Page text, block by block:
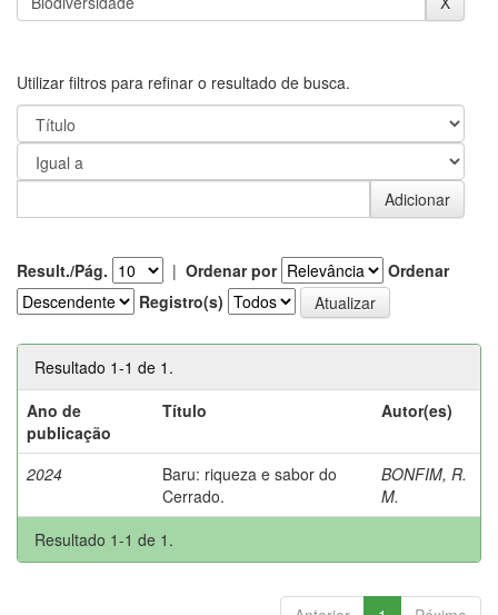
Utilizar filtros para refinar o resultado de busca.
Result./Pág. | Ordenar por
Ordenar
Registro(s)
Resultado 1-1 de 1.
Ano de
publicação
Título Autor(es)
2024
Baru: riqueza e sabor do
Cerrado.
BONFIM, R.
M.
Resultado 1-1 de 1.